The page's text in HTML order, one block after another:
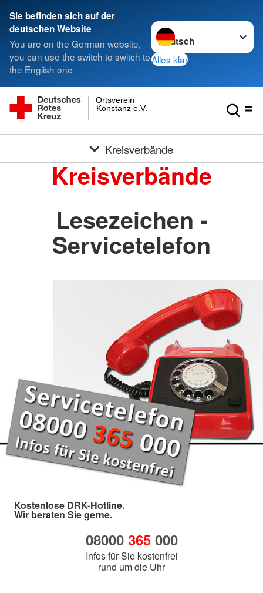
Sie befinden sich auf der
deutschen Website
You are on the German website,
you can use the switch to switch to
the English one
Sprache wechseln zu
Alles klar
Konstanz e.V.
Ortsverein
Kreisverbände
Kreisverbände
Lesezeichen -
Servicetelefon
Kostenlose DRK-Hotline.
Wir beraten Sie gerne.
08000 365000
Infos für Sie kostenfrei
rund um die Uhr